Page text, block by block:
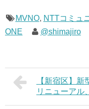
MVNO, NTTコミュ
ONE
@shimajiro
【新宿区】
リニューアル